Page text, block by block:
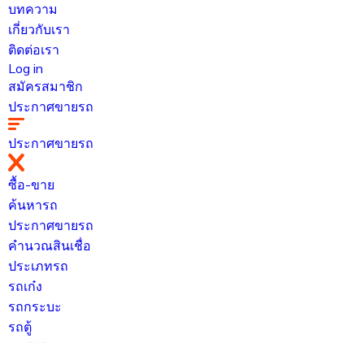
บทความ
เกี่ยวกับเรา
ติดต่อเรา
Log in
สมัครสมาชิก
ประกาศขายรถ
ประกาศขายรถ
ซื้อ-ขาย
ค้นหารถ
ประกาศขายรถ
คำนวณสินเชื่อ
ประเภทรถ
รถเก๋ง
รถกระบะ
รถตู้